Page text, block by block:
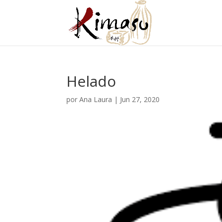
Helado
porAna Laura | Jun 27, 2020